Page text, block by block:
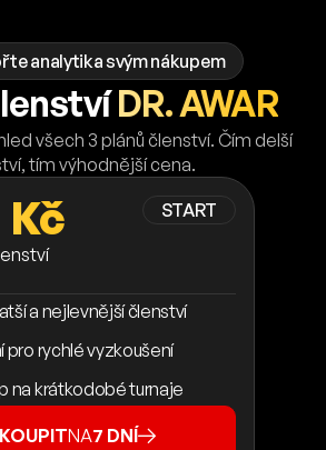
analytika svým nákupem
DR. AWAR
všech 3 plánů členství. Čím delší
tím výhodnější cena.
START
a nejlevnější členství
pro rychlé vyzkoušení
na krátkodobé turnaje
KOUPITNA7 DNÍ